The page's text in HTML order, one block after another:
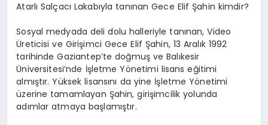
EĞITIM
SIYASET
Atarlı Salçacı Lakabıyla tanınan Gece Elif Şahin kimdir?
Sosyal medyada deli dolu halleriyle tanınan, Video
Üreticisi ve Girişimci Gece Elif Şahin, 13 Aralık 1992
tarihinde Gaziantep’te doğmuş ve Balıkesir
Üniversitesi’nde İşletme Yönetimi lisans eğitimi
almıştır. Yüksek lisansını da yine İşletme Yönetimi
üzerine tamamlayan Şahin, girişimcilik yolunda
adımlar atmaya başlamıştır.